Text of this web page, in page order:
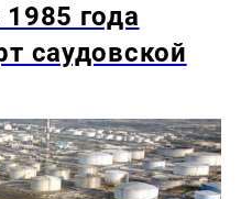
года
саудовской